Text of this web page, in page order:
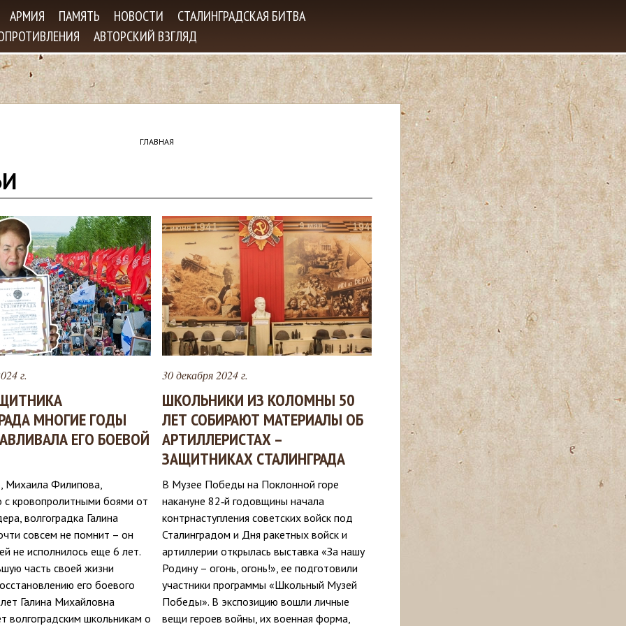
Jump to navigation
АРМИЯ ПАМЯТЬ НОВОСТИ
СТАЛИНГРАДСКАЯ БИТВА
АВТОРСКИЙ ВЗГЛЯД
ГЛАВНАЯ
г.
МНОГИЕ ГОДЫ
ЕГО БОЕВОЙ
Михаила Филипова,
кровопролитными боями от
волгоградка Галина
совсем не помнит – он
не исполнилось еще 6 лет.
часть своей жизни
его боевого
Галина Михайловна
волгоградским школьникам о
30 декабря 2024 г.
ШКОЛЬНИКИ ИЗ КОЛОМНЫ 50
ЛЕТ СОБИРАЮТ МАТЕРИАЛЫ ОБ
АРТИЛЛЕРИСТАХ –
ЗАЩИТНИКАХ СТАЛИНГРАДА
В Музее Победы на Поклонной горе
накануне 82‑й годовщины начала
контрнаступления советских войск под
Сталинградом и Дня ракетных войск и
артиллерии открылась выставка «За нашу
Родину – огонь, огонь!», ее подготовили
участники программы «Школьный Музей
Победы». В экспозицию вошли личные
вещи героев войны, их военная форма,